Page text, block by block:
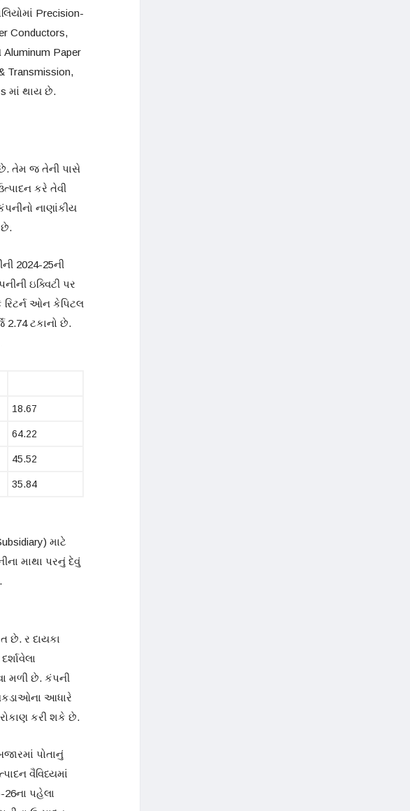
Precision-
Conductors,
Paper
Transmission,
માં થાય છે.
છે. તેમ જ તેની પાસે
કરે તેવી
નાણાંકીય
2024-25ની
ઇક્વિટી પર
રિટર્ન ઓન કેપિટલ
2.74 ટકાનો છે.
18.67
64.22
45.52
35.84
માટે
માથા પરનું દેવું
છે. ર દાયકા
મળી છે. કંપની
આંકડાઓના આધારે
કરી શકે છે.
પોતાનું
વૈવિધ્યમાં
26ના પહેલા